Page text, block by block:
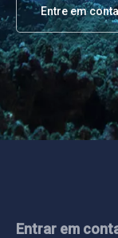
Entre em
Entrar em